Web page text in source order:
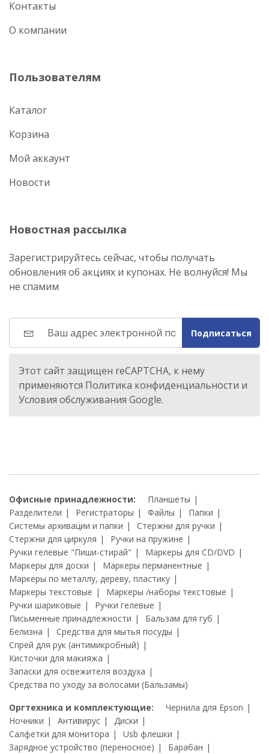
Контакты
О компании
Пользователям
Каталог
Корзина
Мой аккаунт
Новости
Новостная рассылка
Зарегистрируйтесь сейчас, чтобы получать
обновления об акциях и купонах. Не волнуйся! Мы
не спамим
Подписаться
Этот сайт защищен reCAPTCHA, к нему
применяются Политика конфиденциальности и
Условия обслуживания Google.
Офисные принадлежности:
Планшеты
Разделители
Регистраторы Файлы
Папки
Системы архивации и папки
Стержни для ручки
Стержни для циркуля
Ручки на пружине
Ручки гелевые "Пиши-стирай"
Маркеры для CD/DVD
Маркеры для доски
Маркеры перманентные
Маркеры по металлу, дереву, пластику
Маркеры текстовые
Маркеры /наборы текстовые
Ручки шариковые
Ручки гелевые
Письменные принадлежности
Бальзам для губ
Белизна
Средства для мытья посуды
Спрей для рук (антимикробный)
Кисточки для макияжа
Запаски для освежителя воздуха
Средства по уходу за волосами (Бальзамы)
Оргтехника и комплектующие:
Чернила для Epson
Ночники
Антивирус
Диски
Салфетки для монитора
Usb флешки
Зарядное устройство (переносное)
Барабан